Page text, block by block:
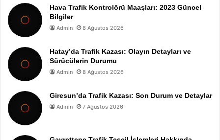
Hava Trafik Kontrolörü Maaşları: 2023 Güncel
Bilgiler
Admin 8 Ağustos 2026
Hatay’da Trafik Kazası: Olayın Detayları ve
Sürücülerin Durumu
Admin 8 Ağustos 2026
Giresun’da Trafik Kazası: Son Durum ve Detaylar
Admin 7 Ağustos 2026